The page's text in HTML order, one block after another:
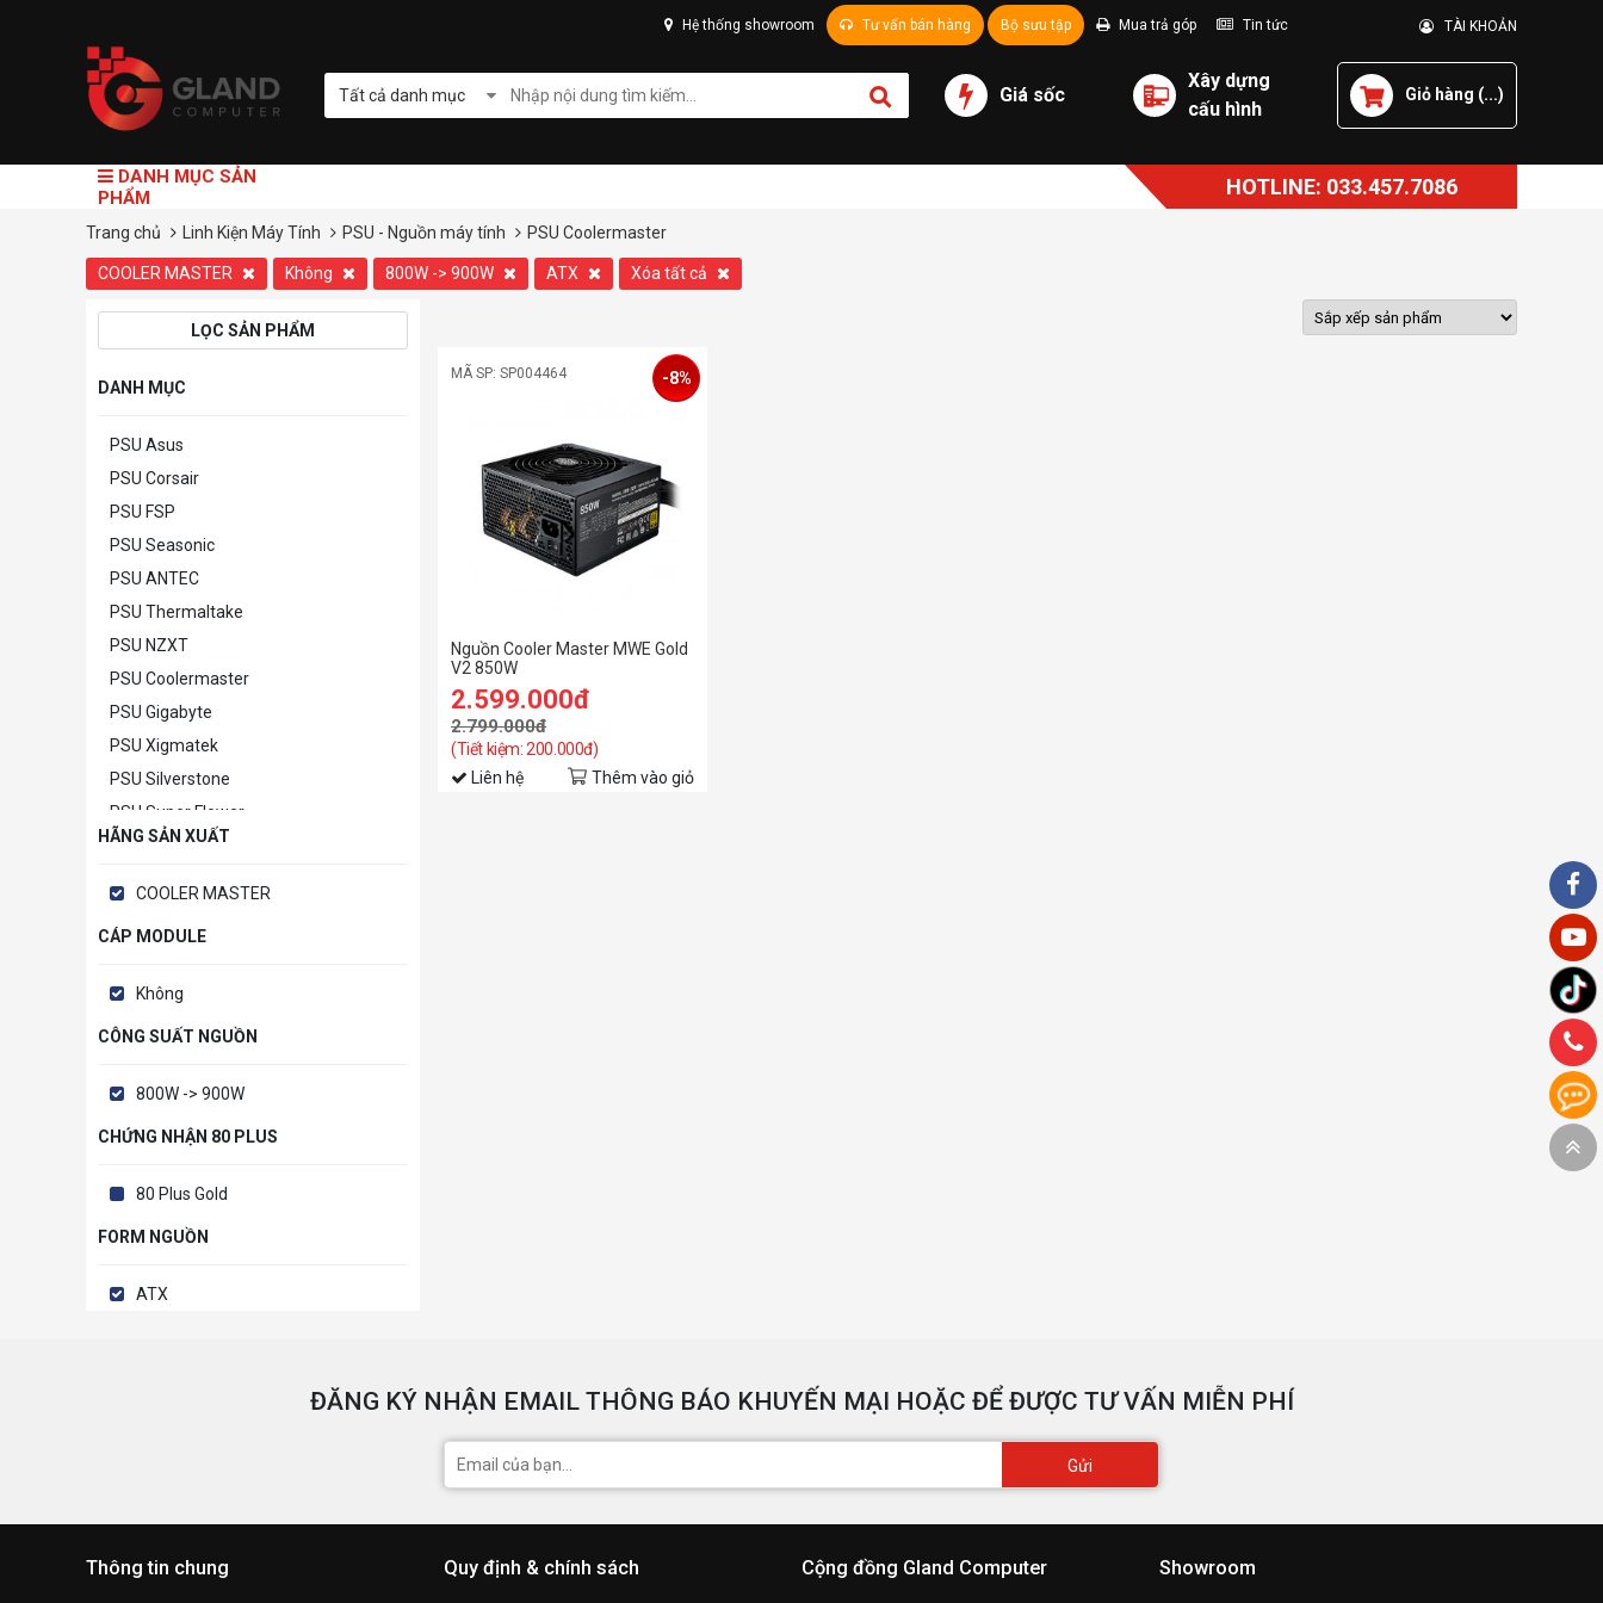
Hệ thống showroom Tư vấn bán hàng Bộ sưu tập Mua trả góp Tin tức TÀI KHOẢN
Tất cả danh mục Giá sốc
Xây dựng
cấu hình
Giỏ hàng (...)
DANH MỤC SẢN
PHẨM
HOTLINE: 033.457.7086
Trang chủ Linh Kiện Máy Tính PSU - Nguồn máy tính PSU Coolermaster
COOLER MASTER Không 800W -> 900W ATX Xóa tất cả
LỌC SẢN PHẨM
DANH MỤC
PSU Asus
PSU Corsair
PSU FSP
PSU Seasonic
PSU ANTEC
PSU Thermaltake
PSU NZXT
PSU Coolermaster
PSU Gigabyte
PSU Xigmatek
PSU Silverstone
PSU Super Flower
PSU MSI
HÃNG SẢN XUẤT
COOLER MASTER
CÁP MODULE
Không
CÔNG SUẤT NGUỒN
800W -> 900W
CHỨNG NHẬN 80 PLUS
80 Plus Gold
FORM NGUỒN
ATX
MÃ SP: SP004464
Nguồn Cooler Master MWE Gold
V2 850W
2.599.000đ
2.799.000đ
(Tiết kiệm: 200.000đ)
-8%
Liên hệ Thêm vào giỏ
ĐĂNG KÝ NHẬN EMAIL THÔNG BÁO KHUYẾN MẠI HOẶC ĐỂ ĐƯỢC TƯ VẤN MIỄN PHÍ
Gửi
Thông tin chung Quy định & chính sách Cộng đồng Gland Computer Showroom